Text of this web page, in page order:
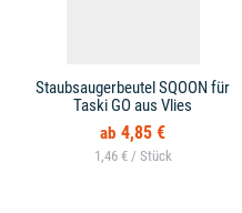
Staubsaugerbeutel SQOON für
Taski GO aus Vlies
4,85 €
1,46 € /